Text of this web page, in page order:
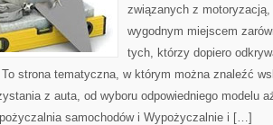
związanych z
wygodnym miejscem
tych, którzy dopiero
strona tematyczna, w którym można znaleźć
z auta, od wyboru odpowiedniego modelu
samochodów i Wypożyczalnie i […]